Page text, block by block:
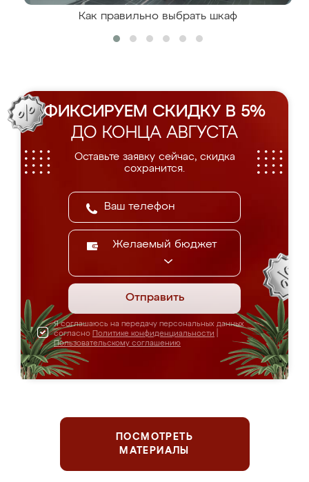
Как правильно выбрать шкаф
ФИКСИРУЕМ СКИДКУ В 5%
ДО КОНЦА АВГУСТА
Оставьте заявку сейчас, скидка
сохранится.
Желаемый бюджет
Отправить
Я соглашаюсь на передачу персональных данных
согласно Политике конфиденциальности
Пользовательскому соглашению
ПОСМОТРЕТЬ
МАТЕРИАЛЫ